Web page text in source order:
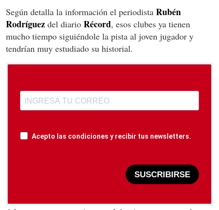
Según detalla la información el periodista Rubén
Rodríguez del diario Récord, esos clubes ya tienen
mucho tiempo siguiéndole la pista al joven jugador y
tendrían muy estudiado su historial.
Acepto las condiciones y recibir tus newsletters.
SUSCRIBIRSE